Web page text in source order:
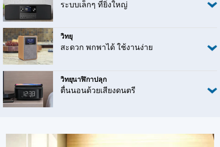
ระบบเล็กๆ ที่ยิ่งใหญ่
วิทยุ
สะดวก พกพาได้ ใช้งานง่าย
วิทยุนาฬิกาปลุก
ตื่นนอนด้วยเสียงดนตรี